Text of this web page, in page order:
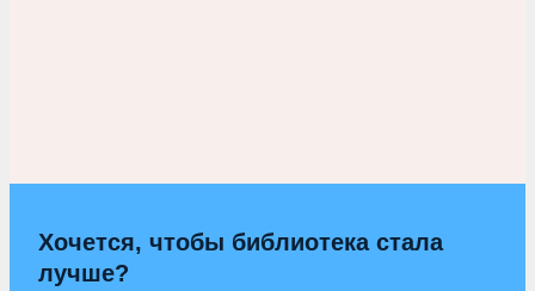
Хочется, чтобы библиотека стала
лучше?